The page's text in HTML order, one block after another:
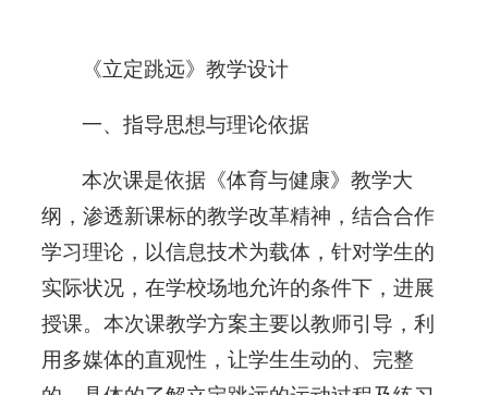
《立定跳远》教学设计
一、指导思想与理论依据
本次课是依据《体育与健康》教学大
纲，渗透新课标的教学改革精神，结合合作
学习理论，以信息技术为载体，针对学生的
实际状况，在学校场地允许的条件下，进展
授课。本次课教学方案主要以教师引导，利
用多媒体的直观性，让学生生动的、完整